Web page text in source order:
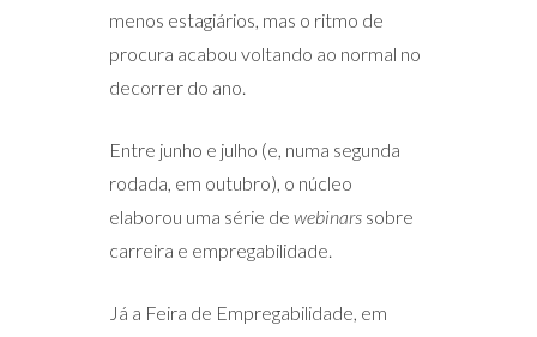
menos estagiários, mas o ritmo de
procura acabou voltando ao normal no
decorrer do ano.
Entre junho e julho (e, numa segunda
rodada, em outubro), o núcleo
elaborou uma série de webinarssobre
carreira e empregabilidade.
Já a Feira de Empregabilidade, em